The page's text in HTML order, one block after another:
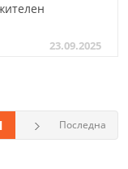
23.09.2025
Последна